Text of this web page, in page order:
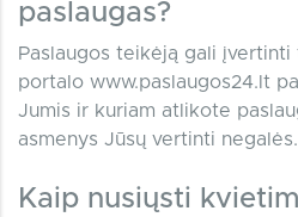
paslaugas?
Paslaugos teikėją gali
portalo www.paslaugos24.lt
Jumis ir kuriam atlikote
asmenys Jūsų vertinti negalės.
Kaip nusiųsti